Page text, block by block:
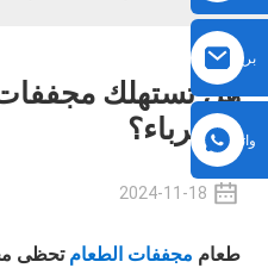
بريد
إلكتروني
واتساب
هل تستهلك مجففات
الكهرباء؟
2024-11-18
طعام مجففات الطعام تحظى